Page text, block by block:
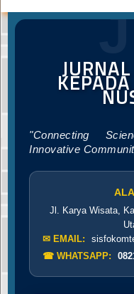
"Connecting
Innovative
Jl. Karya Wisata,
✉ EMAIL:
☎ WHATSAPP: